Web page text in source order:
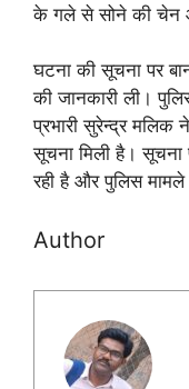
के गले से सोने की चेन
घटना की सूचना पर
की जानकारी ली।
प्रभारी सुरेन्द्र मलिक
सूचना मिली है। सूचना
रही है और पुलिस
Author